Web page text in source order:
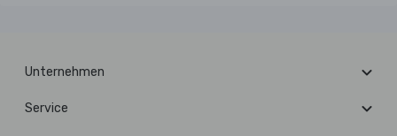
Unternehmen
Service